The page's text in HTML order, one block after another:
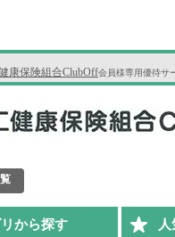
康保険組合ClubOff会員様専用優待サ
から探す